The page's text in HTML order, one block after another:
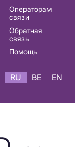
Операторам
связи
Обратная
связь
Помощь
RU BE EN